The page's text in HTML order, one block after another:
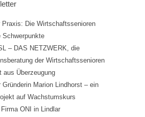
Praxis: Die Wirtschaftssenioren
Schwerpunkte
– DAS NETZWERK, die
der Wirtschaftssenioren
aus Überzeugung
Gründerin Marion Lindhorst – ein
auf Wachstumskurs
ONI in Lindlar